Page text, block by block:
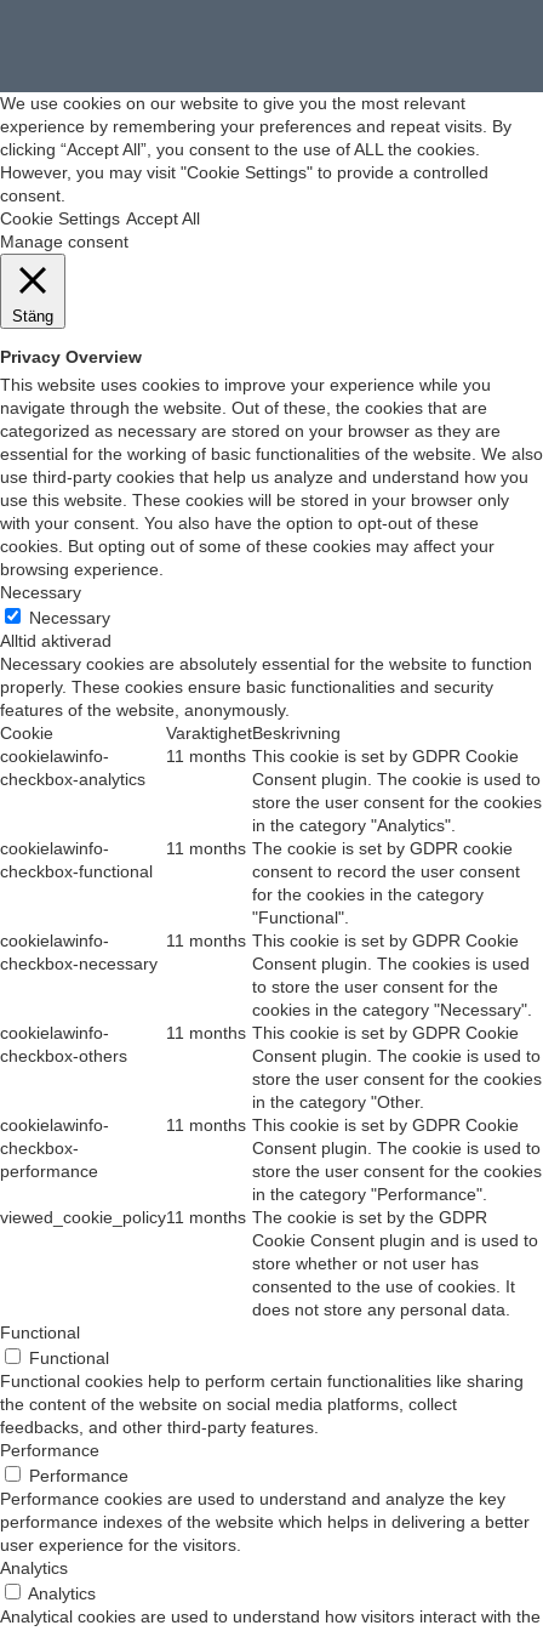
We use cookies on our website to give you the most relevant
experience by remembering your preferences and repeat visits. By
clicking “Accept All”, you consent to the use of ALL the cookies.
However, you may visit "Cookie Settings" to provide a controlled
consent.
Cookie Settings Accept All
Manage consent
Stäng
Privacy Overview
This website uses cookies to improve your experience while you
navigate through the website. Out of these, the cookies that are
categorized as necessary are stored on your browser as they are
essential for the working of basic functionalities of the website. We also
use third-party cookies that help us analyze and understand how you
use this website. These cookies will be stored in your browser only
with your consent. You also have the option to opt-out of these
cookies. But opting out of some of these cookies may affect your
browsing experience.
Necessary
Necessary
Alltid aktiverad
Necessary cookies are absolutely essential for the website to function
properly. These cookies ensure basic functionalities and security
features of the website, anonymously.
Cookie
VaraktighetBeskrivning
cookielawinfo-
checkbox-analytics
11 months This cookie is set by GDPR Cookie
Consent plugin. The cookie is used to
store the user consent for the cookies
in the category "Analytics".
cookielawinfo-
checkbox-functional
11 months The cookie is set by GDPR cookie
consent to record the user consent
for the cookies in the category
"Functional".
cookielawinfo-
checkbox-necessary
11 months This cookie is set by GDPR Cookie
Consent plugin. The cookies is used
to store the user consent for the
cookies in the category "Necessary".
cookielawinfo-
checkbox-others
11 months This cookie is set by GDPR Cookie
Consent plugin. The cookie is used to
store the user consent for the cookies
in the category "Other.
cookielawinfo-
checkbox-
performance
11 months This cookie is set by GDPR Cookie
Consent plugin. The cookie is used to
store the user consent for the cookies
in the category "Performance".
viewed_cookie_policy11 months The cookie is set by the GDPR
Cookie Consent plugin and is used to
store whether or not user has
consented to the use of cookies. It
does not store any personal data.
Functional
Functional
Functional cookies help to perform certain functionalities like sharing
the content of the website on social media platforms, collect
feedbacks, and other third-party features.
Performance
Performance
Performance cookies are used to understand and analyze the key
performance indexes of the website which helps in delivering a better
user experience for the visitors.
Analytics
Analytics
Analytical cookies are used to understand how visitors interact with the